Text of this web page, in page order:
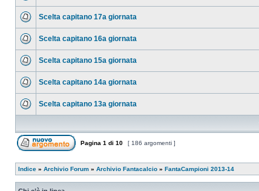
Scelta capitano 17a giornata
Scelta capitano 16a giornata
Scelta capitano 15a giornata
Scelta capitano 14a giornata
Scelta capitano 13a giornata
Pagina 1 di 10 [ 186 argomenti ]
Indice » Archivio Forum » Archivio Fantacalcio » FantaCampioni 2013-14